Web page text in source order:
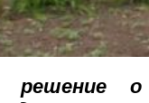
решение о